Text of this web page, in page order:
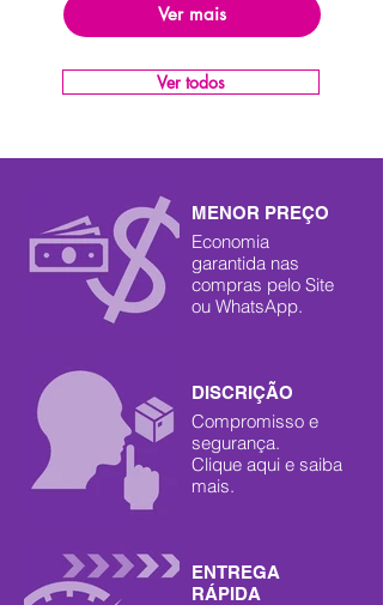
Ver mais
Ver todos
MENOR PREÇO
Economia
garantida nas
compras pelo Site
ou WhatsApp.
DISCRIÇÃO
Compromisso e
segurança.
Clique aqui e saiba
mais.
ENTREGA
RÁPIDA